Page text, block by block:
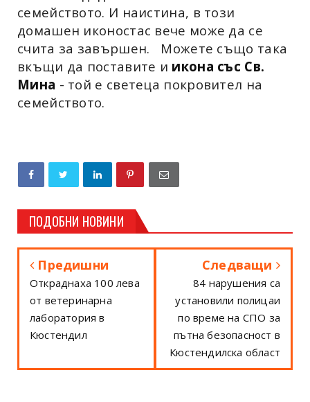
семейството. И наистина, в този
домашен иконостас вече може да се
счита за завършен.
Можете също така
вкъщи да поставите и икона със Св.
Мина - той е светеца покровител на
семейството.
ПОДОБНИ НОВИНИ
Предишни
Откраднаха 100 лева
от ветеринарна
лаборатория в
Кюстендил
Следващи
84 нарушения са
установили полицаи
по време на СПО за
пътна безопасност в
Кюстендилска област